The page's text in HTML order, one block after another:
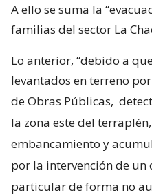
A ello se suma la
familias del sector La
Lo anterior, “debido a
levantados en terreno
de Obras Públicas,
la zona este del
embancamiento y
por la intervención de un
particular de forma no